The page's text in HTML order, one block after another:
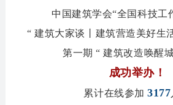
中国建筑学会“全国科技工
“ 建筑大家谈丨建筑营造美好生
第一期 “ 建筑改造唤醒
成功举办！
累计在线参加3177